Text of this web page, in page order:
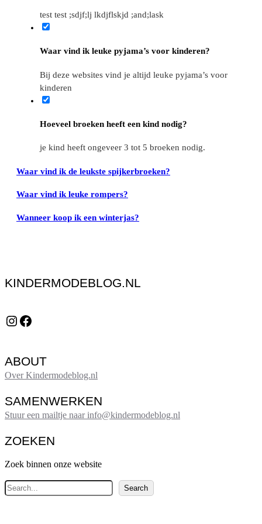
test test ;sdjf;lj lkdjflskjd ;and;lask
Waar vind ik leuke pyjama’s voor kinderen?
Bij deze websites vind je altijd leuke pyjama’s voor
kinderen
Hoeveel broeken heeft een kind nodig?
je kind heeft ongeveer 3 tot 5 broeken nodig.
Waar vind ik de leukste spijkerbroeken?
Waar vind ik leuke rompers?
Wanneer koop ik een winterjas?
KINDERMODEBLOG.NL
Instagram Facebook
ABOUT
Over Kindermodeblog.nl
SAMENWERKEN
Stuur een mailtje naar info@kindermodeblog.nl
ZOEKEN
Zoek binnen onze website
Z
o
Search